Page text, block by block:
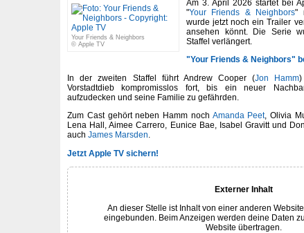
Your Friends & Neighbors
© Apple TV
Am 3. April 2026 startet bei
"Your Friends & Neighbors"
wurde jetzt noch ein Trailer
ansehen könnt. Die Serie
Staffel verlängert.
"Your Friends & Neighbors"
In der zweiten Staffel führt Andrew Cooper (Jon Hamm)
Vorstadtdieb kompromisslos fort, bis ein neuer
aufzudecken und seine Familie zu gefährden.
Zum Cast gehört neben Hamm noch Amanda Peet, Olivia
Lena Hall, Aimee Carrero, Eunice Bae, Isabel Gravitt und
auch James Marsden.
Jetzt Apple TV sichern!
Externer Inhalt
An dieser Stelle ist Inhalt von einer anderen
eingebunden. Beim Anzeigen werden deine Daten
Website übertragen.